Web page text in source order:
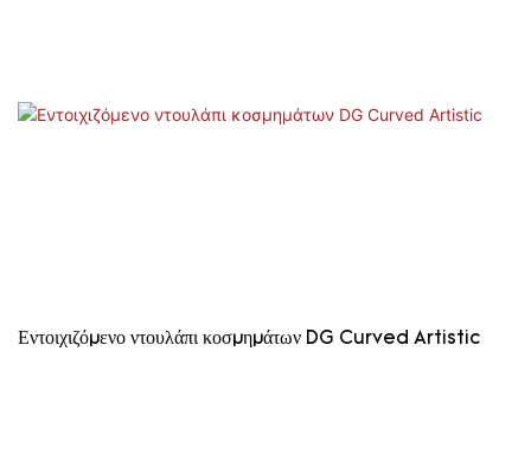
Εντοιχιζόμενο ντουλάπι κοσμημάτων DG Curved Artistic